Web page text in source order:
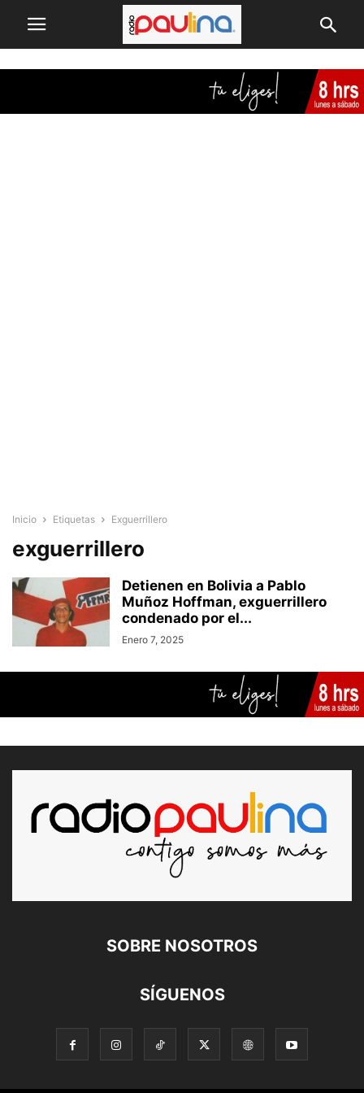
Inicio Etiquetas Exguerrillero
exguerrillero
Detienen en Bolivia a Pablo
Muñoz Hoffman, exguerrillero
condenado por el...
Enero 7, 2025
SOBRE NOSOTROS
SÍGUENOS